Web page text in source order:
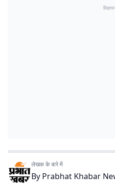
लेखक के बारे में
By Prabhat Khabar